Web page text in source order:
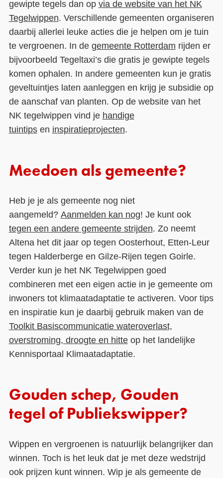
gewipte tegels dan op via de website van het NK
Tegelwippen. Verschillende gemeenten organiseren
daarbij allerlei leuke acties die je helpen om je tuin
te vergroenen. In de gemeente Rotterdam rijden er
bijvoorbeeld Tegeltaxi’s die gratis je gewipte tegels
komen ophalen. In andere gemeenten kun je gratis
geveltuintjes laten aanleggen en krijg je subsidie op
de aanschaf van planten. Op de website van het
NK tegelwippen vind je handige
tuintipsen inspiratieprojecten.
Meedoen als gemeente?
Heb je je als gemeente nog niet
aangemeld? Aanmelden kan nog! Je kunt ook
tegen een andere gemeente strijden. Zo neemt
Altena het dit jaar op tegen Oosterhout, Etten-Leur
tegen Halderberge en Gilze-Rijen tegen Goirle.
Verder kun je het NK Tegelwippen goed
combineren met een eigen actie in je gemeente om
inwoners tot klimaatadaptatie te activeren. Voor tips
en inspiratie kun je daarbij gebruik maken van de
Toolkit Basiscommunicatie wateroverlast,
overstroming, droogte en hitteop het landelijke
Kennisportaal Klimaatadaptatie.
Gouden schep, Gouden
tegel of Publiekswipper?
Wippen en vergroenen is natuurlijk belangrijker dan
winnen. Toch is het leuk dat je met deze wedstrijd
ook prijzen kunt winnen. Wip je als gemeente de